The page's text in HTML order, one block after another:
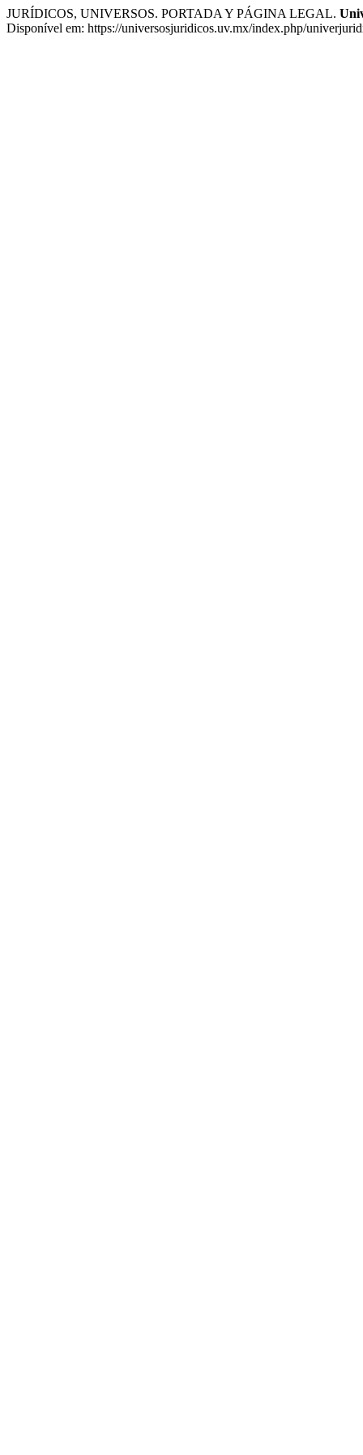
JURÍDICOS, UNIVERSOS. PORTADA Y PÁGINA LEGAL.
Disponível em: https://universosjuridicos.uv.mx/index.php/